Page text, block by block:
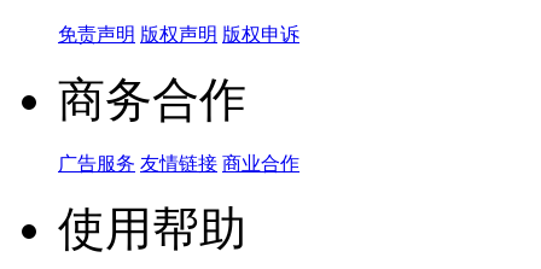
免责声明 版权声明 版权申诉
商务合作
广告服务 友情链接 商业合作
使用帮助